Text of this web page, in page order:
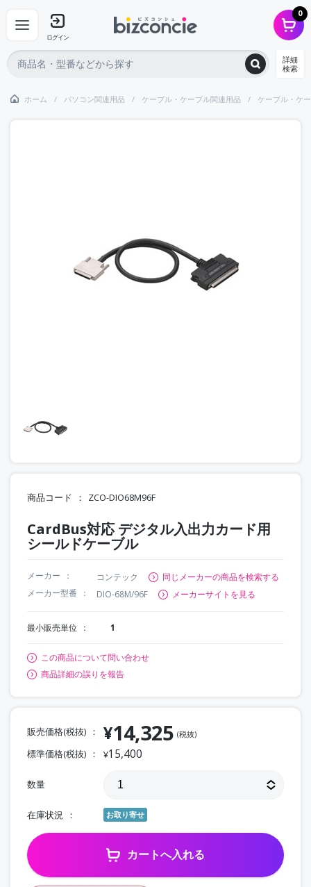
ログイン
0
詳細
検索
ホーム パソコン関連用品 ケーブル・ケーブル関連用品 ケーブル・ケ
商品コード ZCO-DIO68M96F
CardBus対応 デジタル入出力カード用
シールドケーブル
メーカー コンテック
同じメーカーの商品を検索する
メーカー型番
DIO-68M/96F メーカーサイトを見る
最小販売単位 1
この商品について問い合わせ
商品詳細の誤りを報告
販売価格(税抜) ¥14,325 (税抜)
標準価格(税抜) ¥15,400
数量
在庫状況 お取り寄せ
カートへ入れる